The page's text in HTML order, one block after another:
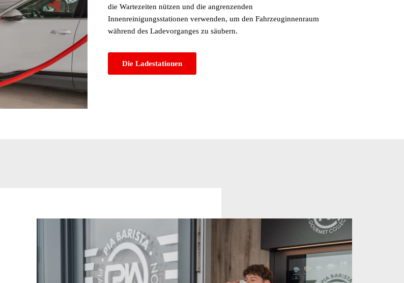
die Wartezeiten nützen und die angrenzenden
Innenreinigungsstationen verwenden, um den Fahrzeuginnenraum
während des Ladevorganges zu säubern.
Die Ladestationen